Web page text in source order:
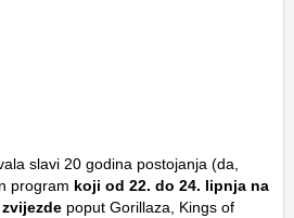
slavi 20 godina postojanja (da,
program koji od 22. do 24. lipnja na
poput Gorillaza, Kings of